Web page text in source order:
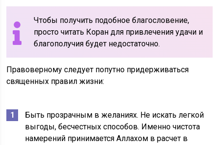
Чтобы получить подобное благословение,
просто читать Коран для привлечения удачи и
благополучия будет недостаточно.
Правоверному следует попутно придерживаться
священных правил жизни:
Быть прозрачным в желаниях. Не искать легкой
выгоды, бесчестных способов. Именно чистота
намерений принимается Аллахом в расчет в